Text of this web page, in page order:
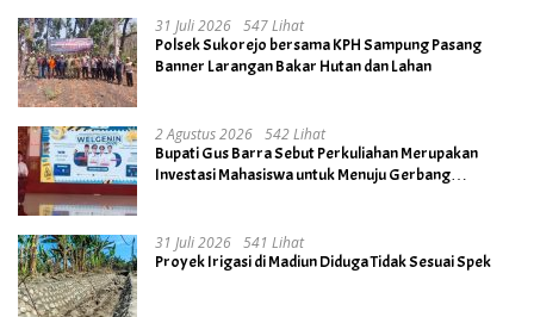
31 Juli 2026 547 Lihat
Polsek Sukorejo bersama KPH Sampung Pasang
Banner Larangan Bakar Hutan dan Lahan
2 Agustus 2026 542 Lihat
Bupati Gus Barra Sebut Perkuliahan Merupakan
Investasi Mahasiswa untuk Menuju Gerbang
31 Juli 2026 541 Lihat
Proyek Irigasi di Madiun Diduga Tidak Sesuai Spek